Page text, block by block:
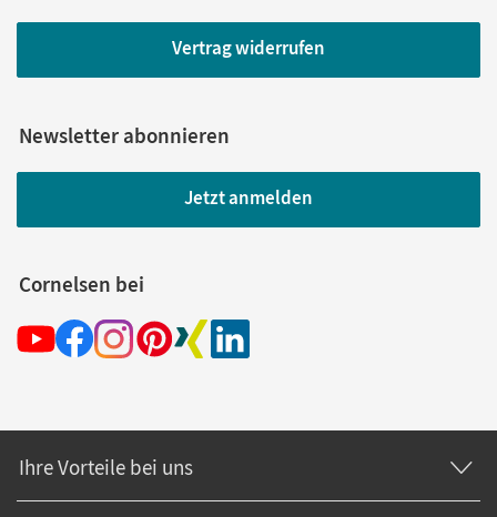
Vertrag widerrufen
Newsletter abonnieren
Jetzt anmelden
Cornelsen bei
Ihre Vorteile bei uns